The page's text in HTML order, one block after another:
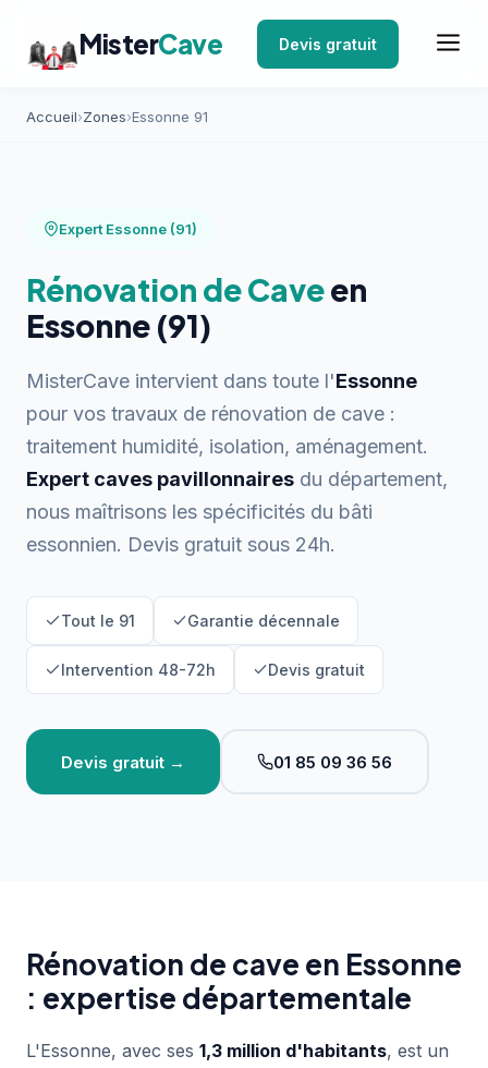
MisterCave Devis gratuit
Accueil›Zones›Essonne 91
Expert Essonne (91)
Rénovation de Caveen
Essonne (91)
MisterCave intervient dans toute l'Essonne
pour vos travaux de rénovation de cave :
traitement humidité, isolation, aménagement.
Expert caves pavillonnaires du département,
nous maîtrisons les spécificités du bâti
essonnien. Devis gratuit sous 24h.
Tout le 91 Garantie décennale
Intervention 48-72h Devis gratuit
Devis gratuit → 01 85 09 36 56
Rénovation de cave en Essonne
: expertise départementale
L'Essonne, avec ses 1,3 million d'habitants, est un